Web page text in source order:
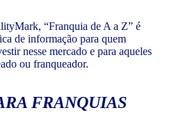
“Franquia de A a Z” é
de informação para quem
nesse mercado e para aqueles
ou franqueador.
FRANQUIAS